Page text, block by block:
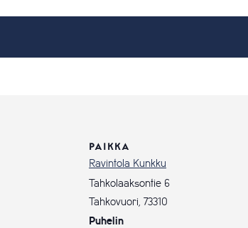
PAIKKA
Ravintola Kunkku
Tahkolaaksontie 6
Tahkovuori, 73310
Puhelin